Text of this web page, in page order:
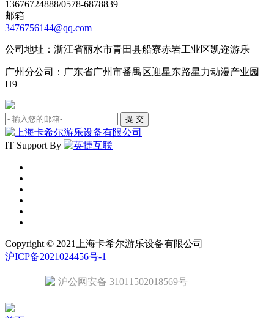
13676724888/0578-6878839
邮箱
3476756144@qq.com
公司地址：浙江省丽水市青田县船寮赤岩工业区凯迩游乐
广州分公司：广东省广州市番禺区迎星东路星力动漫产业园
H9
IT Support By
Copyright © 2021上海卡希尔游乐设备有限公司
沪ICP备2021024456号-1
沪公网安备 31011502018569号